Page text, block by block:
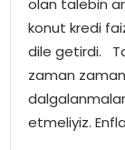
SAĞLIK
MAGAZIN
YAŞAM
konut kredi
dile getirdi.
zaman
etmeliyiz.